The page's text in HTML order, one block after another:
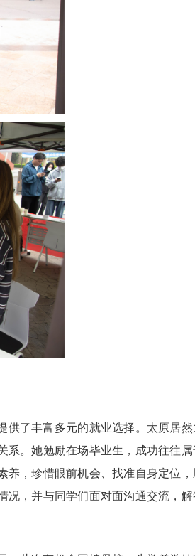
供了丰富多元的就业选择。太原居然
系。她勉励在场毕业生，成功往往属
养，珍惜眼前机会、找准自身定位，
况，并与同学们面对面沟通交流，解